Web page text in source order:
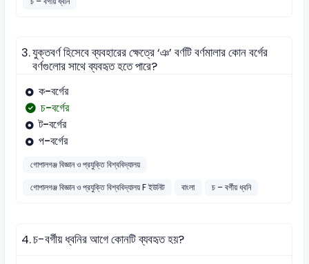
3.যুক্তবর্ণ হিসেবে ব্যবহারের ক্ষেত্রে ‘ঞ’ বর্ণটি বর্ণমালার কোন বর্গের
বর্ণগুলোর সাথে ব্যবহৃত হতে পারে?
ক-বর্গের
চ-বর্গের
ট-বর্গের
প-বর্গের
গোপালগঞ্জ বিজ্ঞান ও প্রযুক্তি বিশ্ববিদ্যালয়
গোপালগঞ্জ বিজ্ঞান ও প্রযুক্তি বিশ্ববিদ্যালয় F ইউনিট
বাংলা চ – বর্গীয় ধ্বনি
4.চ-বর্গীয় ধ্বনির আগে কোনটি ব্যবহৃত হয়?